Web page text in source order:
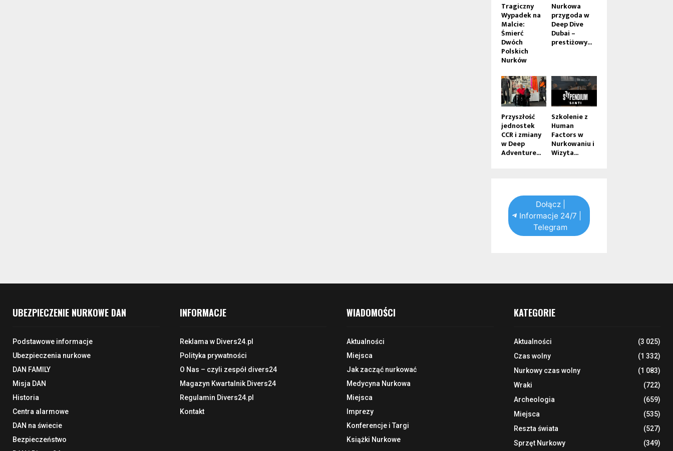
Tragiczny
Wypadek na
Malcie:
Śmierć
Dwóch
Polskich
Nurków
Nurkowa
przygoda w
Deep Dive
Dubai –
prestiżowy...
Przyszłość
jednostek
CCR i zmiany
w Deep
Adventure...
Szkolenie z
Human
Factors w
Nurkowaniu i
Wizyta...
Dołącz |
Informacje 24/7 |
Telegram
UBEZPIECZENIE NURKOWE DAN
Podstawowe informacje
Ubezpieczenia nurkowe
DAN FAMILY
Misja DAN
Historia
Centra alarmowe
DAN na świecie
Bezpieczeństwo
INFORMACJE
Reklama w Divers24.pl
Polityka prywatności
O Nas – czyli zespół divers24
Magazyn Kwartalnik Divers24
Regulamin Divers24.pl
Kontakt
WIADOMOŚCI
Aktualności
Miejsca
Jak zacząć nurkować
Medycyna Nurkowa
Miejsca
Imprezy
Konferencje i Targi
Książki Nurkowe
KATEGORIE
Aktualności
(3 025)
Czas wolny
(1 332)
Nurkowy czas wolny
(1 083)
Wraki
(722)
Archeologia
(659)
Miejsca
(535)
Reszta świata
(527)
Sprzęt Nurkowy
(349)